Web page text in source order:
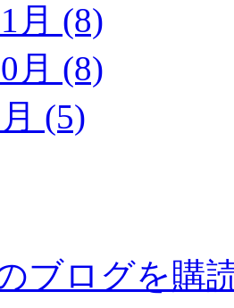
月 (8)
月 (8)
(5)
ブログを購